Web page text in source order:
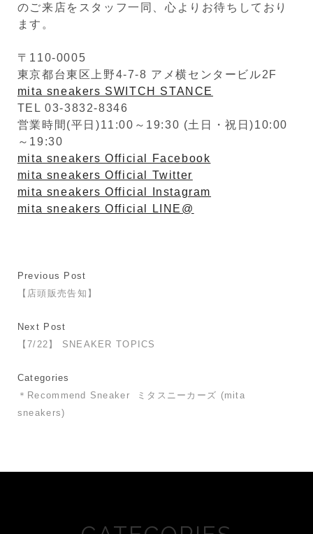
のご来店をスタッフ一同、心よりお待ちしており
ます。
〒110-0005
東京都台東区上野4-7-8 アメ横センタービル2F
mita sneakers SWITCH STANCE
TEL 03-3832-8346
営業時間(平日)11:00～19:30 (土日・祝日)10:00
～19:30
mita sneakers Official Facebook
mita sneakers Official Twitter
mita sneakers Official Instagram
mita sneakers Official LINE@
Previous Post
【店頭販売告知】
Next Post
【7/22】 SNEAKER TOPICS
Categories
＊Recommend Sneaker
ミタスニーカーズ (mita
sneakers)